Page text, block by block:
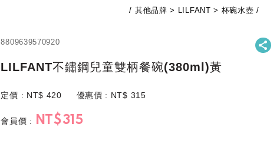
其他品牌 LILFANT 杯碗水壺
8809639570920
LILFANT不鏽鋼兒童雙柄餐碗(380ml)黃
定價 : NT$ 420 優惠價 : NT$ 315
會員價 : NT$315